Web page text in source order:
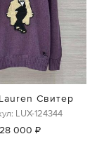
Свитер
LUX-124344
28 000 ₽